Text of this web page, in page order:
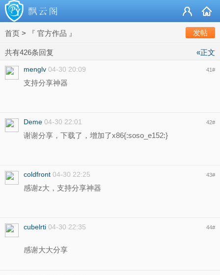
首页 > 『 官方作品 』 发帖
«正文
共有426条回复
menglv 04-30 20:09 41#
支持分享神器
Deme 04-30 22:01 42#
谢谢分享，下载了，增加了x86{:soso_e152:}
coldfront 04-30 22:25 43#
感谢z大，支持分享神器
cubelrti 04-30 22:35 44#
感谢大大分享